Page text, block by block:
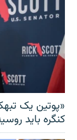
«پوتین یک
کنگره باید